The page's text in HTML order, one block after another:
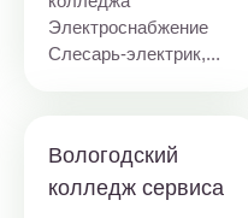
Электроснабжение
Слесарь-электрик,...
Вологодский
колледж сервиса